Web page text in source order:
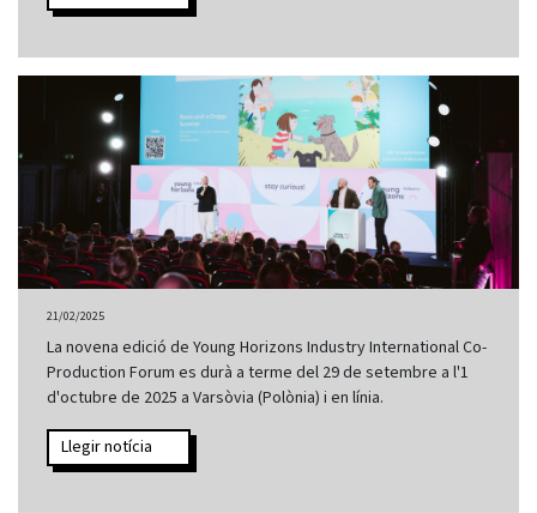
21/02/2025
La novena edició de Young Horizons Industry International Co-
Production Forum es durà a terme del 29 de setembre a l'1
d'octubre de 2025 a Varsòvia (Polònia) i en línia.
Llegir notícia